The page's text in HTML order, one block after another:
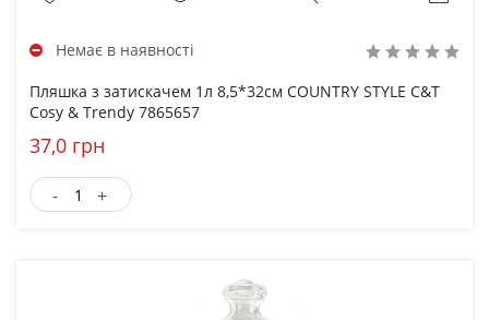
Немає в наявності
Пляшка з затискачем 1л 8,5*32см COUNTRY STYLE C&T
Cosy & Trendy 7865657
37,0 грн
- +